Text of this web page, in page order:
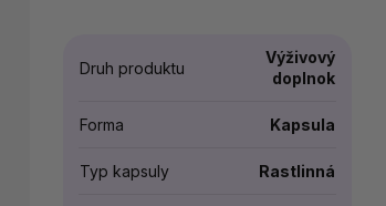
Druh produktu
Výživový
doplnok
Forma Kapsula
Typ kapsuly Rastlinná